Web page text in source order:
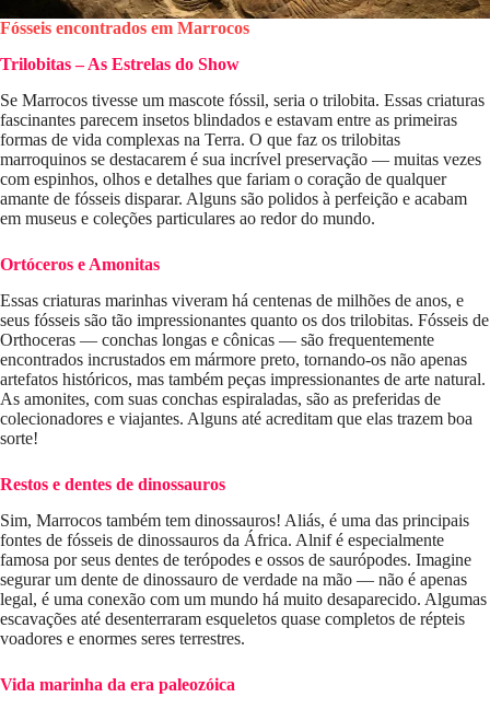
Fósseis encontrados em Marrocos
Trilobitas – As Estrelas do Show
Se Marrocos tivesse um mascote fóssil, seria o trilobita. Essas criaturas
fascinantes parecem insetos blindados e estavam entre as primeiras
formas de vida complexas na Terra. O que faz os trilobitas
marroquinos se destacarem é sua incrível preservação — muitas vezes
com espinhos, olhos e detalhes que fariam o coração de qualquer
amante de fósseis disparar. Alguns são polidos à perfeição e acabam
em museus e coleções particulares ao redor do mundo.
Ortóceros e Amonitas
Essas criaturas marinhas viveram há centenas de milhões de anos, e
seus fósseis são tão impressionantes quanto os dos trilobitas. Fósseis de
Orthoceras — conchas longas e cônicas — são frequentemente
encontrados incrustados em mármore preto, tornando-os não apenas
artefatos históricos, mas também peças impressionantes de arte natural.
As amonites, com suas conchas espiraladas, são as preferidas de
colecionadores e viajantes. Alguns até acreditam que elas trazem boa
sorte!
Restos e dentes de dinossauros
Sim, Marrocos também tem dinossauros! Aliás, é uma das principais
fontes de fósseis de dinossauros da África. Alnif é especialmente
famosa por seus dentes de terópodes e ossos de saurópodes. Imagine
segurar um dente de dinossauro de verdade na mão — não é apenas
legal, é uma conexão com um mundo há muito desaparecido. Algumas
escavações até desenterraram esqueletos quase completos de répteis
voadores e enormes seres terrestres.
Vida marinha da era paleozóica